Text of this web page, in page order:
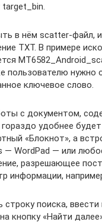
target_bin.
в нём scatter-файл,
TXT. В примере
пользователю нужно
ключевое слово.
с документом,
удобнее
«Блокнот», а
— WordPad — или
разрешающее
информации,
строку поиска, ввести
кнопку «Найти